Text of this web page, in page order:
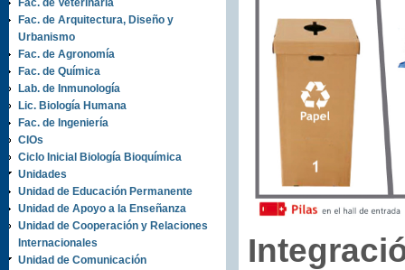
Fac. de Veterinaria
Fac. de Arquitectura, Diseño y
Urbanismo
Fac. de Agronomía
Fac. de Química
Lab. de Inmunología
Lic. Biología Humana
Fac. de Ingeniería
CIOs
Ciclo Inicial Biología Bioquímica
Unidades
Unidad de Educación Permanente
Unidad de Apoyo a la Enseñanza
Unidad de Cooperación y Relaciones
Internacionales
Unidad de Comunicación